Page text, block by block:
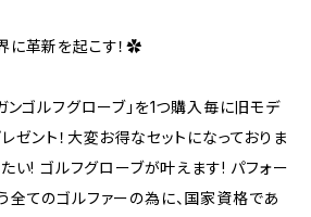
に革新を起こす！✿
ンゴルフグローブ」を1つ購入毎に旧モデ
ゼント！大変お得なセットになっておりま
たい! ゴルフグローブが叶えます! パフォー
全てのゴルファーの為に、国家資格であ